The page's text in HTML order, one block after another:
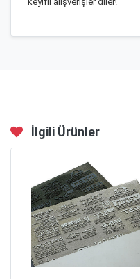
İlgili Ürünler